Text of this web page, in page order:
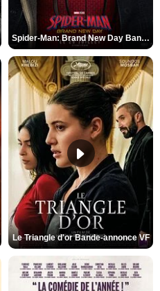
Spider-Man: Brand New Day Bande-annonce VO STFR
Le Triangle d'or Bande-annonce VF